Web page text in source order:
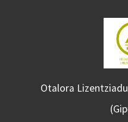
Otalora